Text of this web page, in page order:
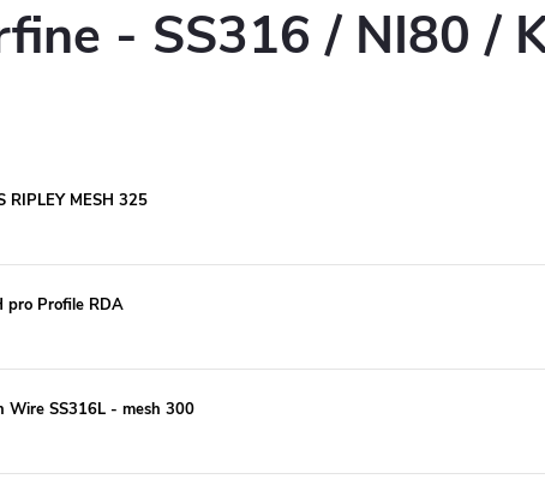
- SS316 / NI80 /
RIPLEY MESH 325
pro Profile RDA
Wire SS316L - mesh 300